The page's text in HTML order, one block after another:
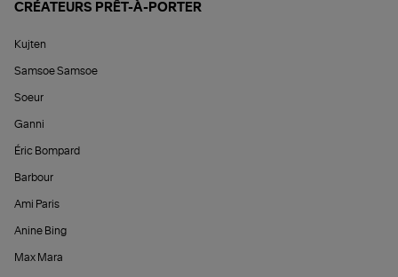
CRÉATEURS PRÊT-À-PORTER
Kujten
Samsoe Samsoe
Soeur
Ganni
Éric Bompard
Barbour
Ami Paris
Anine Bing
Max Mara